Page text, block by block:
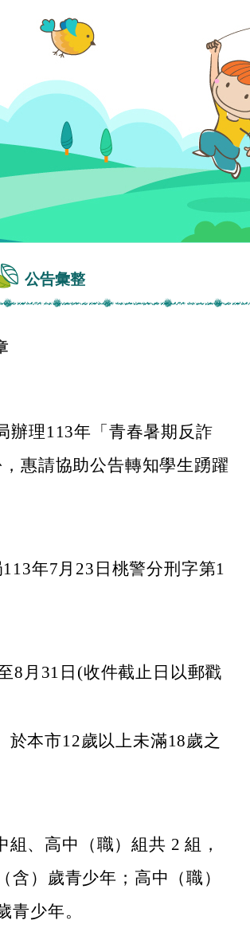
公告彙整
辦理113年「青春暑期反詐
惠請協助公告轉知學生踴躍
年7月23日桃警分刑字第1
8月31日(收件截止日以郵戳
本市12歲以上未滿18歲之
、高中（職）組共 2 組，
含）歲青少年；高中（職）
青少年。